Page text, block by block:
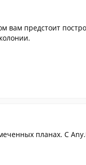
вам предстоит
планах. С